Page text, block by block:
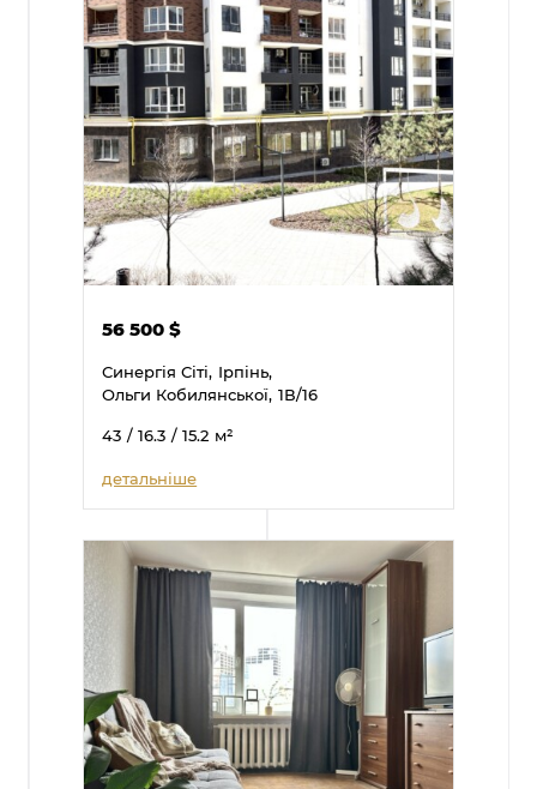
56 500$
Синергія Сіті, Ірпінь,
Ольги Кобилянської, 1В/16
43 / 16.3 / 15.2 м²
детальніше